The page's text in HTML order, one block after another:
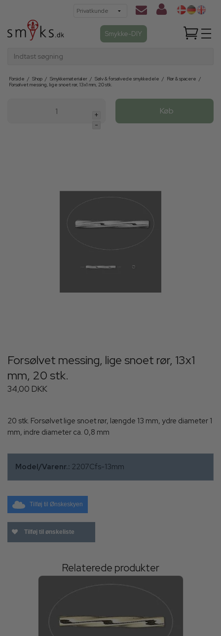
Smykke-DIY
Indtast søgning
Forside / Shop / Smykkematerialer / Sølv & forsølvede smykkedele / Rør & spacere /
Forsølvet messing, lige snoet rør, 13x1 mm, 20 stk.
+
-
Køb
Forsølvet messing, lige snoet rør, 13x1
mm, 20 stk.
34,00 DKK
20 stk. Forsølvet lige snoet rør, længde 13 mm, ydre diameter 1
mm, indre diameter ca. 0,8 mm
Model/Varenr.: 2207Cfs-13mm
Tilføj til Ønskeskyen
Tilføj til ønskeliste
Relaterede produkter